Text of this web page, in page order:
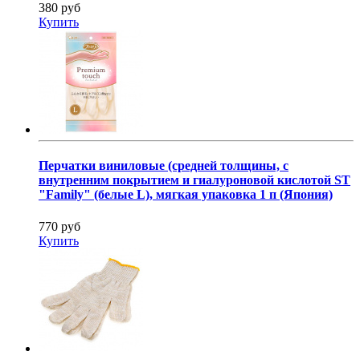
380 руб
Купить
Перчатки виниловые (средней толщины, с
внутренним покрытием и гиалуроновой кислотой ST
"Family" (белые L), мягкая упаковка 1 п (Япония)
770 руб
Купить